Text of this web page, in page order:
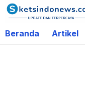
Lewati
ke
konten
Beranda Artikel